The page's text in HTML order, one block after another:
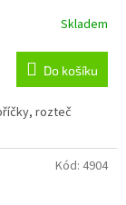
Skladem
Do košíku
rozteč
Kód: 4904